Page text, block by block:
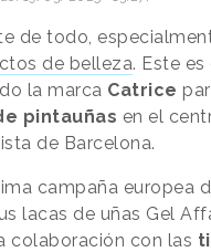
de todo,
de belleza. Este es
la marca Catrice
pintauñas en el
de Barcelona.
campaña europea
lacas de uñas Gel
colaboración con las